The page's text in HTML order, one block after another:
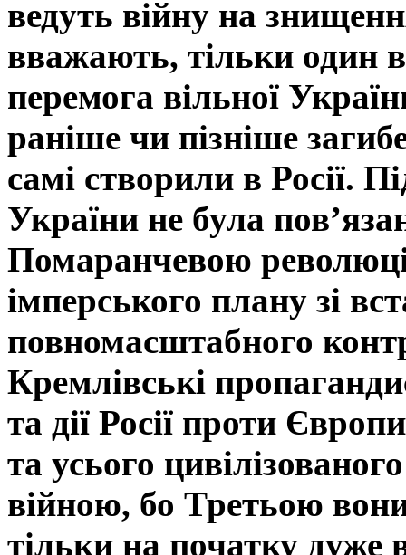
ведуть війну на
вважають, тільки один
перемога вільної
раніше чи пізніше
самі створили в Росії.
України не була пов
Помаранчевою
імперського плану зі
повномасштабного
Кремлівські
та дії Росії проти
та усього
війною, бо Третьою
тільки на початку дуже